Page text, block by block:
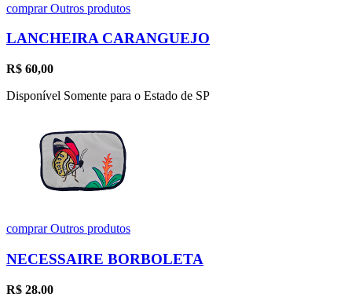
comprarOutros produtos
LANCHEIRA CARANGUEJO
R$ 60,00
Disponível Somente para o Estado de SP
comprarOutros produtos
NECESSAIRE BORBOLETA
R$ 28,00